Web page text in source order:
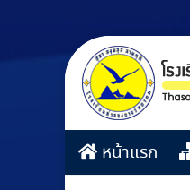
หน้าแรก